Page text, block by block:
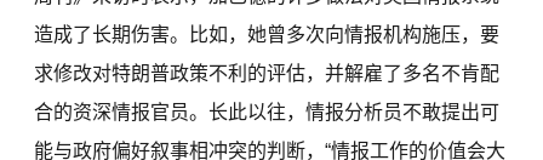
造成了长期伤害。比如，她曾多次向情报机构施压，要
求修改对特朗普政策不利的评估，并解雇了多名不肯配
合的资深情报官员。长此以往，情报分析员不敢提出可
能与政府偏好叙事相冲突的判断，“情报工作的价值会大